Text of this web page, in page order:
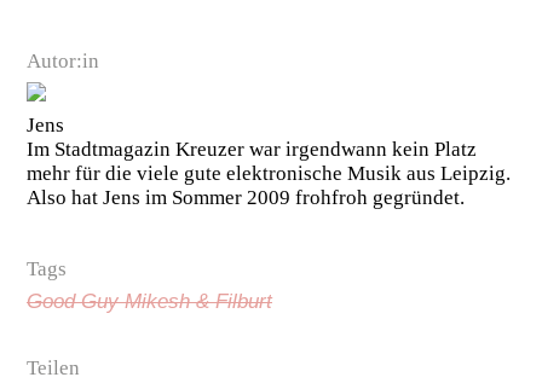
Autor:in
Jens
Im Stadtmagazin Kreuzer war irgendwann kein Platz
mehr für die viele gute elektronische Musik aus Leipzig.
Also hat Jens im Sommer 2009 frohfroh gegründet.
Tags
Good Guy Mikesh & Filburt
Teilen